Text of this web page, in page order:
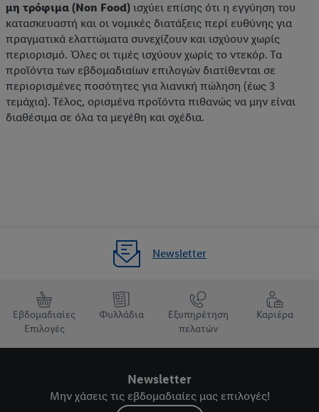
μη τρόφιμα (Non Food) ισχύει επίσης ότι η εγγύηση του
κατασκευαστή και οι νομικές διατάξεις περί ευθύνης για
πραγματικά ελαττώματα συνεχίζουν και ισχύουν χωρίς
περιορισμό. Όλες οι τιμές ισχύουν χωρίς το ντεκόρ. Τα
προϊόντα των εβδομαδιαίων επιλογών διατίθενται σε
περιορισμένες ποσότητες για λιανική πώληση (έως 3
τεμάχια). Τέλος, ορισμένα προϊόντα πιθανώς να μην είναι
διαθέσιμα σε όλα τα μεγέθη και σχέδια.
Newsletter
Εβδομαδιαίες
Επιλογές
Φυλλάδια
Εξυπηρέτηση
πελατών
Καριέρα
Newsletter
Μην χάσεις τις εβδομαδιαίες μας επιλογές!